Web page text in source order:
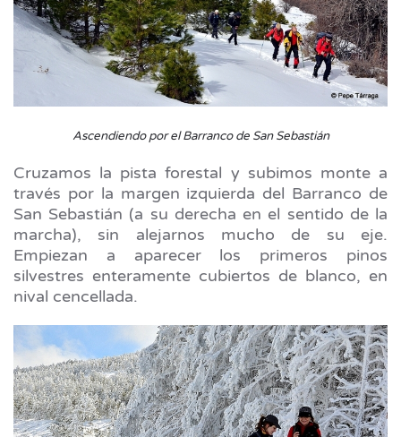
Ascendiendo por el Barranco de San Sebastián
Cruzamos la pista forestal y subimos monte a
través por la margen izquierda del Barranco de
San Sebastián (a su derecha en el sentido de la
marcha), sin alejarnos mucho de su eje.
Empiezan a aparecer los primeros pinos
silvestres enteramente cubiertos de blanco, en
nival cencellada.